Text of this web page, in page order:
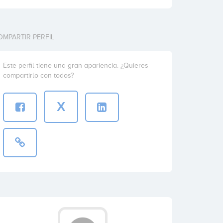
PERFIL
Este perfil tiene una gran apariencia. ¿Quieres
compartirlo con todos?
X